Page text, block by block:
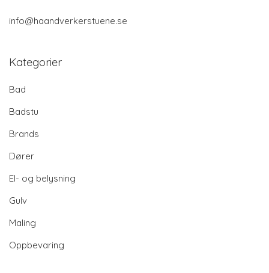
info@haandverkerstuene.se
Kategorier
Bad
Badstu
Brands
Dører
El- og belysning
Gulv
Maling
Oppbevaring